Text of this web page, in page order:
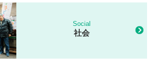
Social
社会